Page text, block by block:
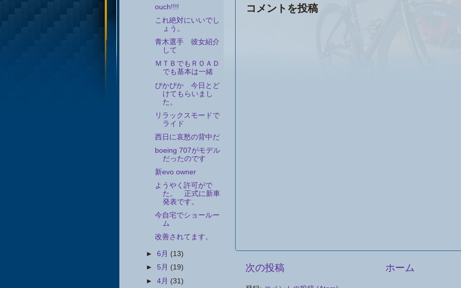
コメントを投稿
次の投稿 ホーム
ouch!!!!
これ絶対にいいでし
ょう。
青木選手 彼女紹介
して
ＭＴＢでもＲＯＡＤ
でも基本は一緒
ぴかぴか 今日とど
けてもらいまし
た。
リラックスモードで
ライド
西日に哀愁の背中だ
boeing 707がモデル
だったのです
新evo owner
ようやく許可がで
た。 正式に新車
発表です。
今自宅でショールー
ム
改善されてます。
►6月 (13)
► 5月 (19)
►4月 (31)